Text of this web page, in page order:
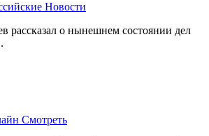
Новости
рассказал о нынешнем состоянии дел
Смотреть